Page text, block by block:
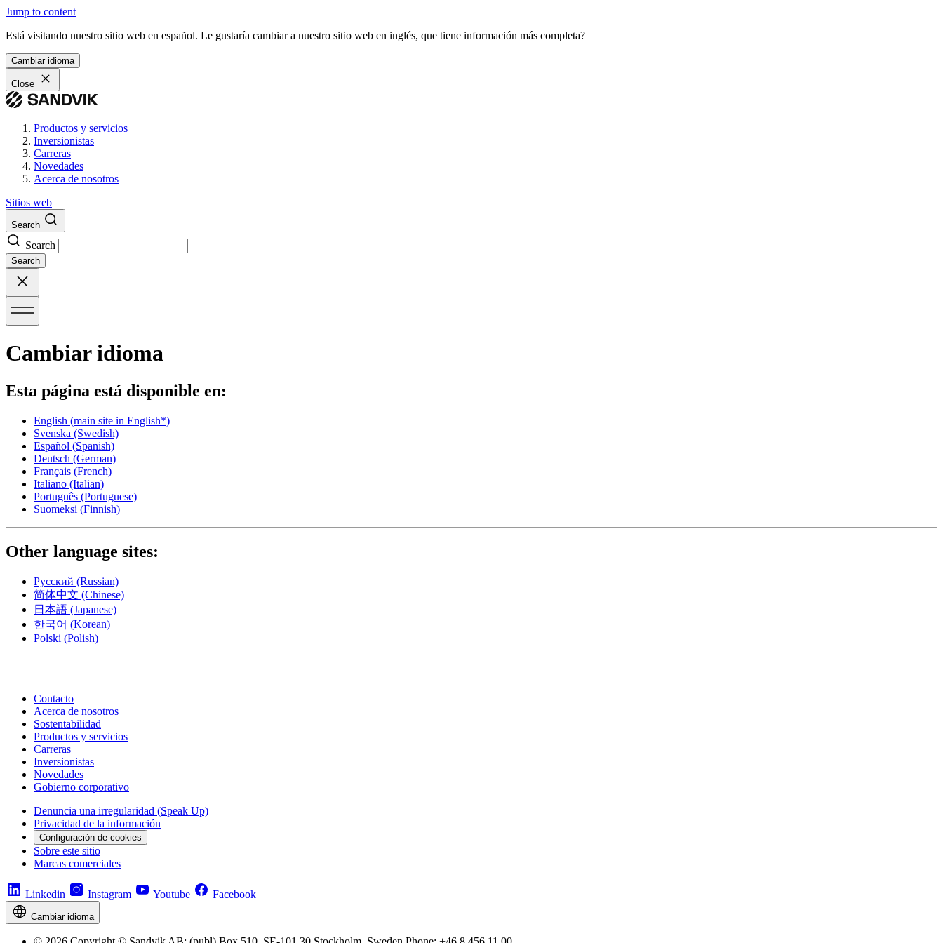
Jump to content
Está visitando nuestro sitio web en español. Le gustaría cambiar a nuestro sitio web en inglés, que tiene información más completa?
Cambiar idioma
Close
Productos y servicios
Inversionistas
Carreras
Novedades
Acerca de nosotros
Sitios web
Search
Search
Search
Cambiar idioma
Esta página está disponible en:
English (main site in English*)
Svenska (Swedish)
Español (Spanish)
Deutsch (German)
Français (French)
Italiano (Italian)
Português (Portuguese)
Suomeksi (Finnish)
Other language sites:
Русский (Russian)
简体中文 (Chinese)
日本語 (Japanese)
한국어 (Korean)
Polski (Polish)
Contacto
Acerca de nosotros
Sostentabilidad
Productos y servicios
Carreras
Inversionistas
Novedades
Gobierno corporativo
Denuncia una irregularidad (Speak Up)
Privacidad de la información
Configuración de cookies
Sobre este sitio
Marcas comerciales
Linkedin Instagram Youtube Facebook
Cambiar idioma